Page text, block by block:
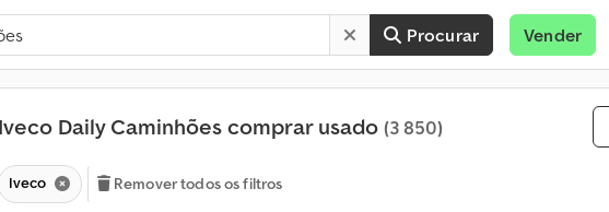
Procurar Vender
Iveco Daily Caminhões comprar usado (3 850)
Iveco Remover todos os filtros